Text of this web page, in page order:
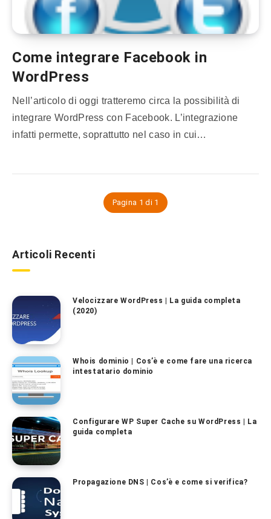
Come integrare Facebook in
WordPress
Nell’articolo di oggi tratteremo circa la possibilità di
integrare WordPress con Facebook. L’integrazione
infatti permette, soprattutto nel caso in cui…
Pagina 1 di 1
Articoli Recenti
Velocizzare WordPress | La guida completa
(2020)
Whois dominio | Cos’è e come fare una ricerca
intestatario dominio
Configurare WP Super Cache su WordPress | La
guida completa
Propagazione DNS | Cos’è e come si verifica?